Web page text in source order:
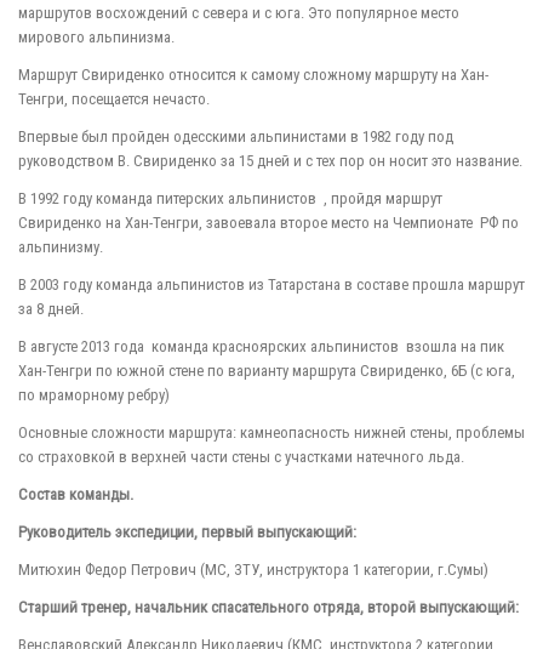
маршрутов восхождений с севера и с юга. Это популярное место
мирового альпинизма.
Маршрут Свириденко относится к самому сложному маршруту на Хан-
Тенгри, посещается нечасто.
Впервые был пройден одесскими альпинистами в 1982 году под
руководством В. Свириденко за 15 дней и с тех пор он носит это название.
В 1992 году команда питерских альпинистов , пройдя маршрут
Свириденко на Хан-Тенгри, завоевала второе место на Чемпионате РФ по
альпинизму.
В 2003 году команда альпинистов из Татарстана в составе прошла маршрут
за 8 дней.
В августе 2013 года команда красноярских альпинистов взошла на пик
Хан-Тенгри по южной стене по варианту маршрута Свириденко, 6Б (с юга,
по мраморному ребру)
Основные сложности маршрута: камнеопасность нижней стены, проблемы
со страховкой в верхней части стены с участками натечного льда.
Состав команды.
Руководитель экспедиции, первый выпускающий:
Митюхин Федор Петрович (МС, ЗТУ, инструктора 1 категории, г.Сумы)
Старший тренер, начальник спасательного отряда, второй выпускающий:
Венславовский Александр Николаевич (КМС, инструктора 2 категории